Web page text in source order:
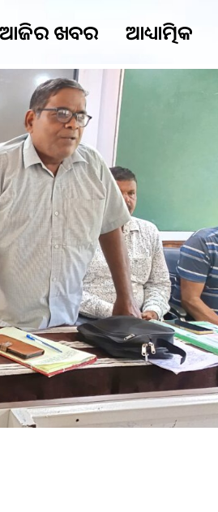
ଆଜିର ଖବର ଆଧ୍ୟାତ୍ମିକ